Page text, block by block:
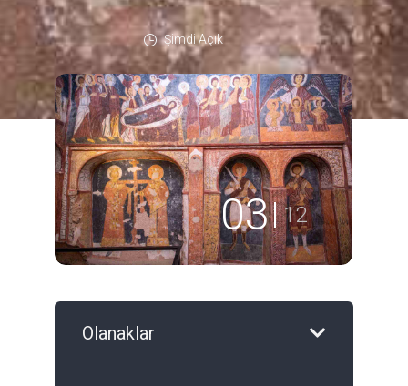
Şimdi Açık
04 12
Olanaklar